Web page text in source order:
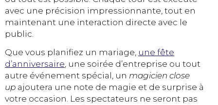
avec une précision impressionnante, tout en
maintenant une interaction directe avec le
public.
Que vous planifiez un mariage, une fête
d’anniversaire, une soirée d’entreprise ou tout
autre événement spécial, un magicien close
up ajoutera une note de magie et de surprise à
votre occasion. Les spectateurs ne seront pas